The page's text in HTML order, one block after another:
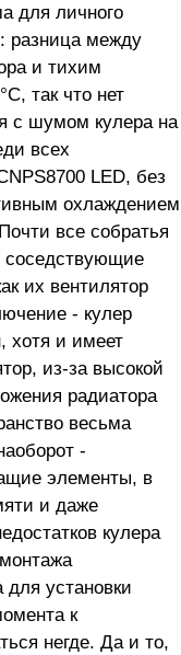
для личного
разница между
и тихим
так что нет
с шумом кулера на
всех
LED, без
охлаждением
все собратья
соседствующие
их вентилятор
- кулер
хотя и имеет
из-за высокой
радиатора
весьма
-
элементы, в
и даже
кулера
для установки
к
негде. Да и то,